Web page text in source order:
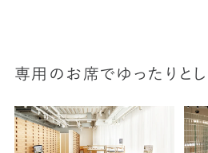
専用のお席でゆったりと